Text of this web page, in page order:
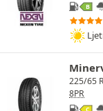
B
225/65
8PR